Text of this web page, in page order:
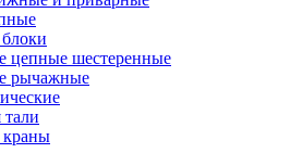
цепные шестеренные
рычажные
тали
краны